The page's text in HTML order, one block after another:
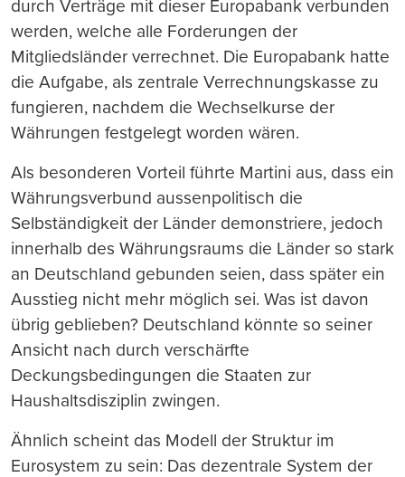
durch Verträge mit dieser Europabank verbunden
werden, welche alle Forderungen der
Mitgliedsländer verrechnet. Die Europabank hatte
die Aufgabe, als zentrale Verrechnungskasse zu
fungieren, nachdem die Wechselkurse der
Währungen festgelegt worden wären.
Als besonderen Vorteil führte Martini aus, dass ein
Währungsverbund aussenpolitisch die
Selbständigkeit der Länder demonstriere, jedoch
innerhalb des Währungsraums die Länder so stark
an Deutschland gebunden seien, dass später ein
Ausstieg nicht mehr möglich sei. Was ist davon
übrig geblieben? Deutschland könnte so seiner
Ansicht nach durch verschärfte
Deckungsbedingungen die Staaten zur
Haushaltsdisziplin zwingen.
Ähnlich scheint das Modell der Struktur im
Eurosystem zu sein: Das dezentrale System der